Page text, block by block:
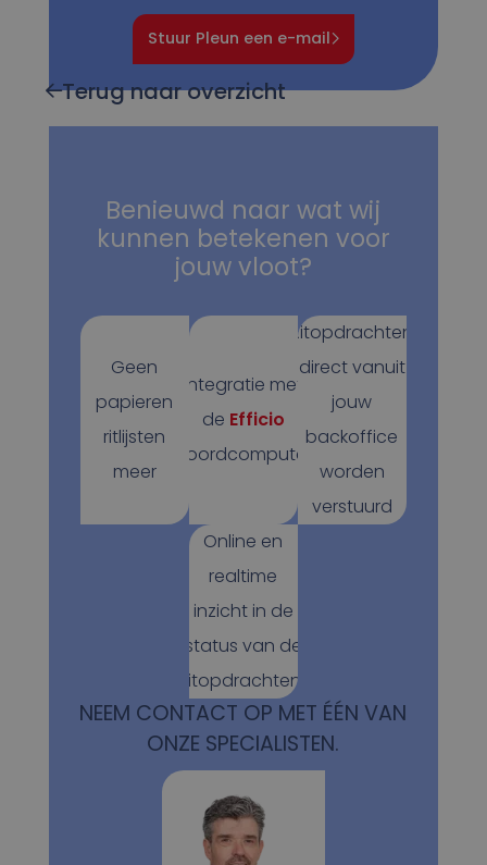
Stuur Pleun een e-mail
Terug naar overzicht
Benieuwd naar wat wij
kunnen betekenen voor
jouw vloot?
Geen
papieren
ritlijsten
meer
Integratie met
de Efficio
boordcomputer
Ritopdrachten
direct vanuit
jouw
backoffice
worden
verstuurd
Online en
realtime
inzicht in de
status van de
ritopdrachten.
NEEM CONTACT OP MET ÉÉN VAN
ONZE SPECIALISTEN.